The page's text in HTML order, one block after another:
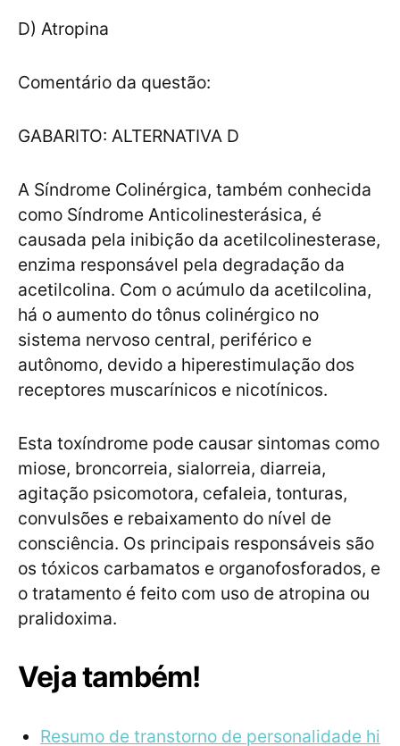
D) Atropina
Comentário da questão:
GABARITO: ALTERNATIVA D
A Síndrome Colinérgica, também conhecida
como Síndrome Anticolinesterásica, é
causada pela inibição da acetilcolinesterase,
enzima responsável pela degradação da
acetilcolina. Com o acúmulo da acetilcolina,
há o aumento do tônus colinérgico no
sistema nervoso central, periférico e
autônomo, devido a hiperestimulação dos
receptores muscarínicos e nicotínicos.
Esta toxíndrome pode causar sintomas como
miose, broncorreia, sialorreia, diarreia,
agitação psicomotora, cefaleia, tonturas,
convulsões e rebaixamento do nível de
consciência. Os principais responsáveis são
os tóxicos carbamatos e organofosforados, e
o tratamento é feito com uso de atropina ou
pralidoxima.
Veja também!
Resumo de transtorno de personalidade hi